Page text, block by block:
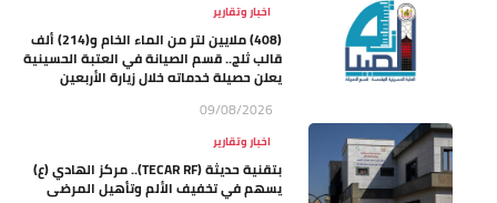
اخبار وتقارير
(408) ملايين لتر من الماء الخام و(214) ألف
قالب ثلج.. قسم الصيانة في العتبة الحسينية
يعلن حصيلة خدماته خلال زيارة الأربعين
09/08/2026
اخبار وتقارير
بتقنية حديثة (TECAR RF).. مركز الهادي (ع)
يسهم في تخفيف الألم وتأهيل المرضى